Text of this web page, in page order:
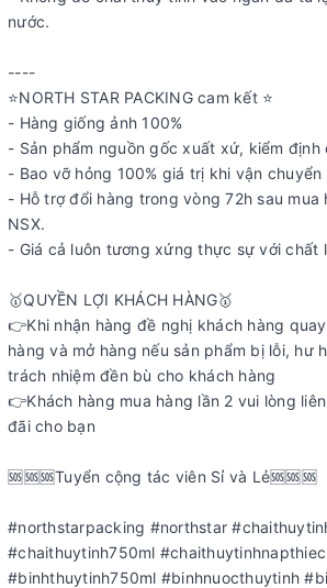
nước.
----
⭐️NORTH STAR PACKING cam kết ⭐️
- Hàng giống ảnh 100%
- Sản phẩm nguồn gốc xuất xứ, kiểm định
- Bao vỡ hỏng 100% giá trị khi vận chuyển
- Hỗ trợ đổi hàng trong vòng 72h sau mua
NSX.
- Giá cả luôn tương xứng thực sự với chất
🥇QUYỀN LỢI KHÁCH HÀNG🥇
👉Khi nhận hàng đề nghị khách hàng
hàng và mở hàng nếu sản phẩm bị lỗi, hư
trách nhiệm đền bù cho khách hàng
👉Khách hàng mua hàng lần 2 vui lòng
đãi cho bạn
️️️️️️️️️️️️️️️🆘🆘🆘Tuyển cộng tác viên Sỉ và Lẻ🆘🆘🆘
#northstarpacking #northstar
#chaithuytinh750ml
#binhthuytinh750ml #binhnuocthuytinh